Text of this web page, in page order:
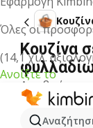
Όλες οι
(14,1 χιλ.
Ανοίξτε το
Κουζίνα
Δεν βρήκαμε
Άλλα